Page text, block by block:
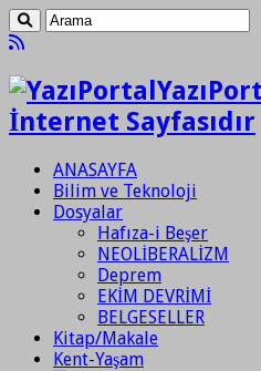
İnternet Sayfasıdır
ANASAYFA
Bilim ve Teknoloji
Dosyalar
Hafıza-i Beşer
NEOLİBERALİZM
Deprem
EKİM DEVRİMİ
BELGESELLER
Kitap/Makale
Kent-Yaşam